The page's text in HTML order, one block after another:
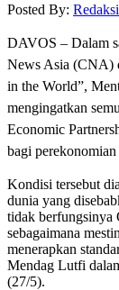
Posted By: Redaksi
DAVOS – Dalam
News Asia (CNA)
in the World”,
mengingatkan
Economic
bagi
Kondisi tersebut
dunia yang
tidak berfungsinya
sebagaimana
menerapkan
Mendag Lutfi
(27/5).